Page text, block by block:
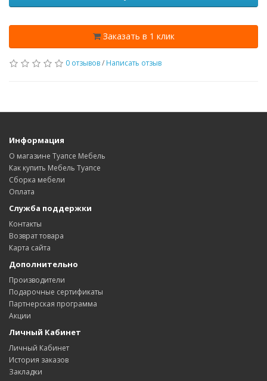
Заказать в 1 клик
0 отзывов/ Написать отзыв
Информация
О магазине Туапсе Мебель
Как купить Мебель Туапсе
Сборка мебели
Оплата
Служба поддержки
Контакты
Возврат товара
Карта сайта
Дополнительно
Производители
Подарочные сертификаты
Партнерская программа
Акции
Личный Кабинет
Личный Кабинет
История заказов
Закладки